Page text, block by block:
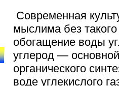
Современная
мыслима без
обогащение воды
углерод —
органического
воде углекислого